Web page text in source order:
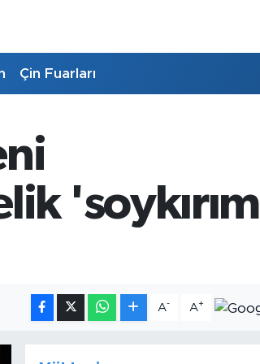
Çin Fuarları
'soykırım
A- A+